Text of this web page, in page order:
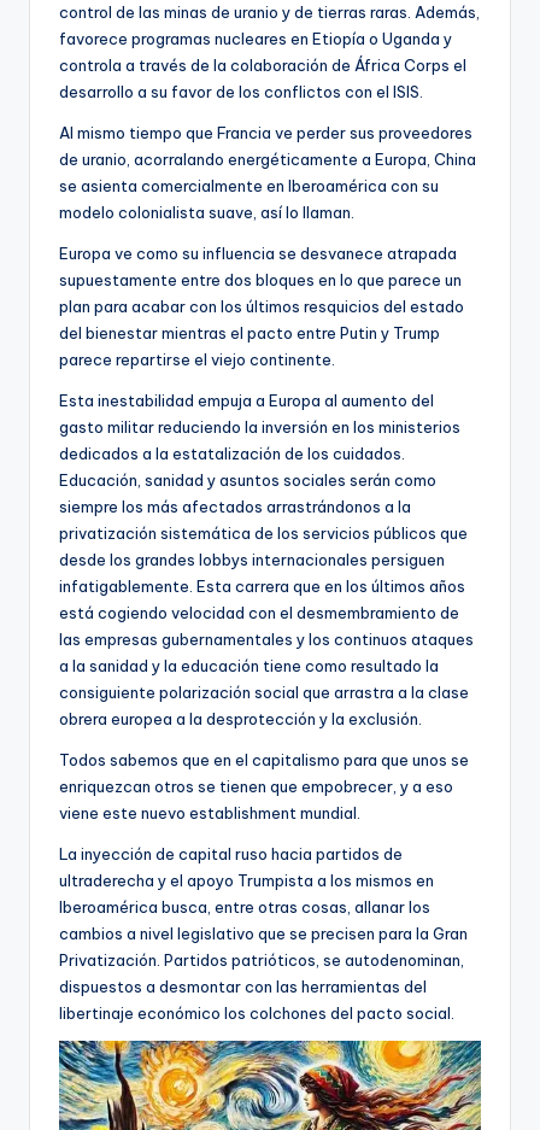
control de las minas de uranio y de tierras raras. Además,
favorece programas nucleares en Etiopía o Uganda y
controla a través de la colaboración de África Corps el
desarrollo a su favor de los conflictos con el ISIS.
Al mismo tiempo que Francia ve perder sus proveedores
de uranio, acorralando energéticamente a Europa, China
se asienta comercialmente en Iberoamérica con su
modelo colonialista suave, así lo llaman.
Europa ve como su influencia se desvanece atrapada
supuestamente entre dos bloques en lo que parece un
plan para acabar con los últimos resquicios del estado
del bienestar mientras el pacto entre Putin y Trump
parece repartirse el viejo continente.
Esta inestabilidad empuja a Europa al aumento del
gasto militar reduciendo la inversión en los ministerios
dedicados a la estatalización de los cuidados.
Educación, sanidad y asuntos sociales serán como
siempre los más afectados arrastrándonos a la
privatización sistemática de los servicios públicos que
desde los grandes lobbys internacionales persiguen
infatigablemente. Esta carrera que en los últimos años
está cogiendo velocidad con el desmembramiento de
las empresas gubernamentales y los continuos ataques
a la sanidad y la educación tiene como resultado la
consiguiente polarización social que arrastra a la clase
obrera europea a la desprotección y la exclusión.
Todos sabemos que en el capitalismo para que unos se
enriquezcan otros se tienen que empobrecer, y a eso
viene este nuevo establishment mundial.
La inyección de capital ruso hacia partidos de
ultraderecha y el apoyo Trumpista a los mismos en
Iberoamérica busca, entre otras cosas, allanar los
cambios a nivel legislativo que se precisen para la Gran
Privatización. Partidos patrióticos, se autodenominan,
dispuestos a desmontar con las herramientas del
libertinaje económico los colchones del pacto social.